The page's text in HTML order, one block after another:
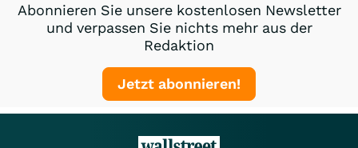
Abonnieren Sie unsere kostenlosen Newsletter
und verpassen Sie nichts mehr aus der
Redaktion
Jetzt abonnieren!